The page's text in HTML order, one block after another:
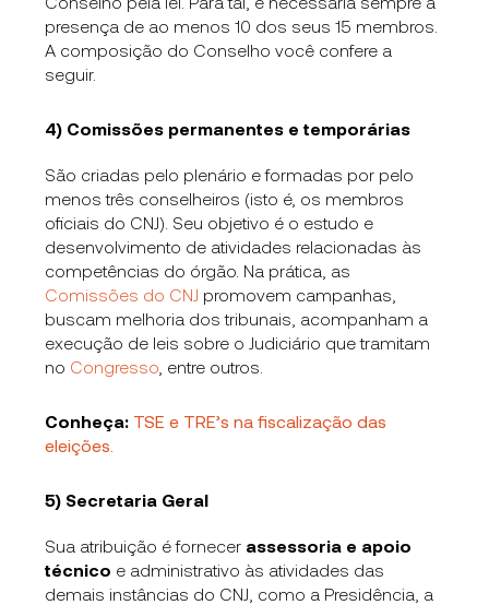
presença de ao menos 10 dos seus 15 membros.
A composição do Conselho você confere a
seguir.
4) Comissões permanentes e temporárias
São criadas pelo plenário e formadas por pelo
menos três conselheiros (isto é, os membros
oficiais do CNJ). Seu objetivo é o estudo e
desenvolvimento de atividades relacionadas às
competências do órgão. Na prática, as
Comissões do CNJ promovem campanhas,
buscam melhoria dos tribunais, acompanham a
execução de leis sobre o Judiciário que tramitam
no Congresso , entre outros.
Conheça: TSE e TRE’s na fiscalização das
eleições.
5) Secretaria Geral
Sua atribuição é fornecer assessoria e apoio
técnico e administrativo às atividades das
demais instâncias do CNJ, como a Presidência, a